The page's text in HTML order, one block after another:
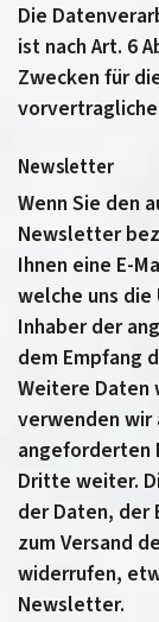
Die
ist nach Art. 6
Zwecken für
Newsletter
Wenn Sie den
Newsletter
Ihnen eine E-
welche uns
Inhaber der
dem Empfang
Weitere Daten
verwenden wir
angeforderten
Dritte weiter.
der Daten, der
zum Versand
widerrufen,
Newsletter.